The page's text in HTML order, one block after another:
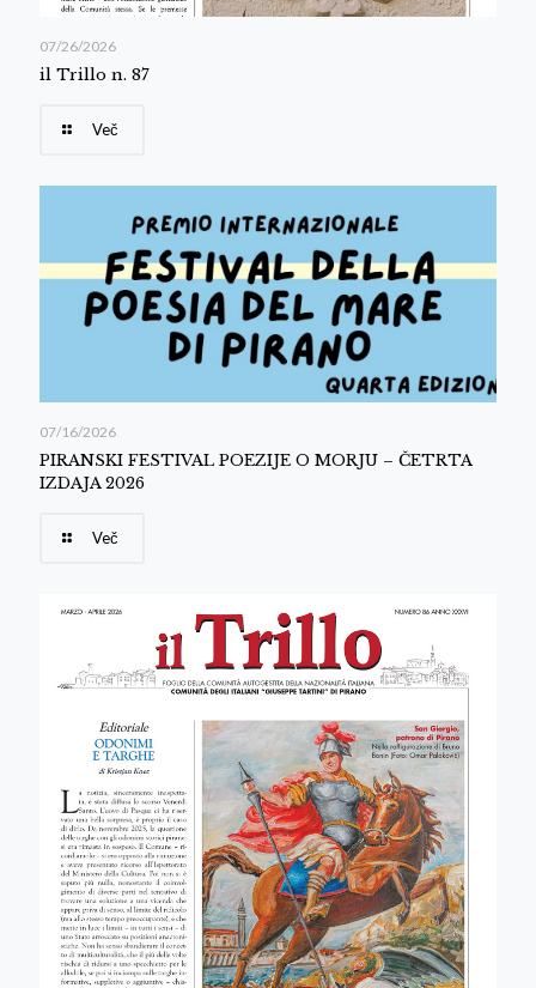
07/26/2026
il Trillo n. 87
Več
07/16/2026
PIRANSKI FESTIVAL POEZIJE O MORJU – ČETRTA
IZDAJA 2026
Več